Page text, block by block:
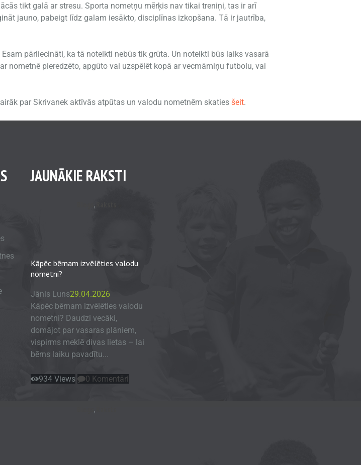
tikt galā ar stresu. Sporta nometņu mērķis nav tikai treniņi, tas ir arī
jauno, pabeigt līdz galam iesākto, disciplīnas izkopšana. Tā ir jautrība,
pārliecināti, ka tā noteikti nebūs tik grūta. Un noteikti būs laiks vasarā
nometnē pieredzēto, apgūto vai uzspēlēt kopā ar vecmāmiņu futbolu, vai
par Skrivanek aktīvās atpūtas un valodu nometnēm skaties šeit.
JAUNĀKIE RAKSTI
,
Kāpēc bērnam izvēlēties valodu
nometni?
Jānis Luns29.04.2026
Kāpēc bērnam izvēlēties valodu
nometni? Daudzi vecāki,
domājot par vasaras plāniem,
vispirms meklē divas lietas – lai
bērns laiku pavadītu...
934 Views 0 Komentāri
,